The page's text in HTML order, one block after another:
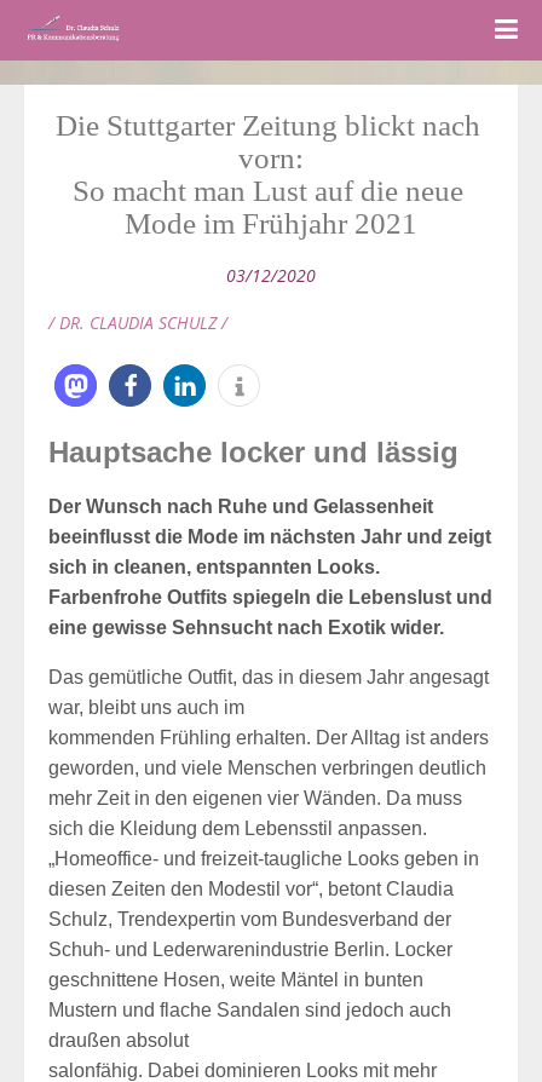
Die Stuttgarter Zeitung blickt nach
vorn:
So macht man Lust auf die neue
Mode im Frühjahr 2021
03/12/2020
/ DR. CLAUDIA SCHULZ /
Hauptsache locker und lässig
Der Wunsch nach Ruhe und Gelassenheit
beeinflusst die Mode im nächsten Jahr und zeigt
sich in cleanen, entspannten Looks.
Farbenfrohe Outfits spiegeln die Lebenslust und
eine gewisse Sehnsucht nach Exotik wider.
Das gemütliche Outfit, das in diesem Jahr angesagt
war, bleibt uns auch im
kommenden Frühling erhalten. Der Alltag ist anders
geworden, und viele Menschen verbringen deutlich
mehr Zeit in den eigenen vier Wänden. Da muss
sich die Kleidung dem Lebensstil anpassen.
„Homeoffice- und freizeit-taugliche Looks geben in
diesen Zeiten den Modestil vor“, betont Claudia
Schulz, Trendexpertin vom Bundesverband der
Schuh- und Lederwarenindustrie Berlin. Locker
geschnittene Hosen, weite Mäntel in bunten
Mustern und flache Sandalen sind jedoch auch
draußen absolut
salonfähig. Dabei dominieren Looks mit mehr